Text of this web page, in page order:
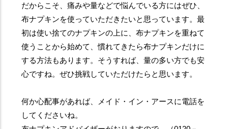
だからこそ、痛みや量などで悩んでいる方にはぜひ、
布ナプキンを使っていただきたいと思っています。最
初は使い捨てのナプキンの上に、布ナプキンを重ねて
使うことから始めて、慣れてきたら布ナプキンだけに
する方法もあります。そうすれば、量の多い方でも安
心ですね。ぜひ挑戦していただけたらと思います。
何か心配事があれば、メイド・イン・アースに電話を
してくださいね。